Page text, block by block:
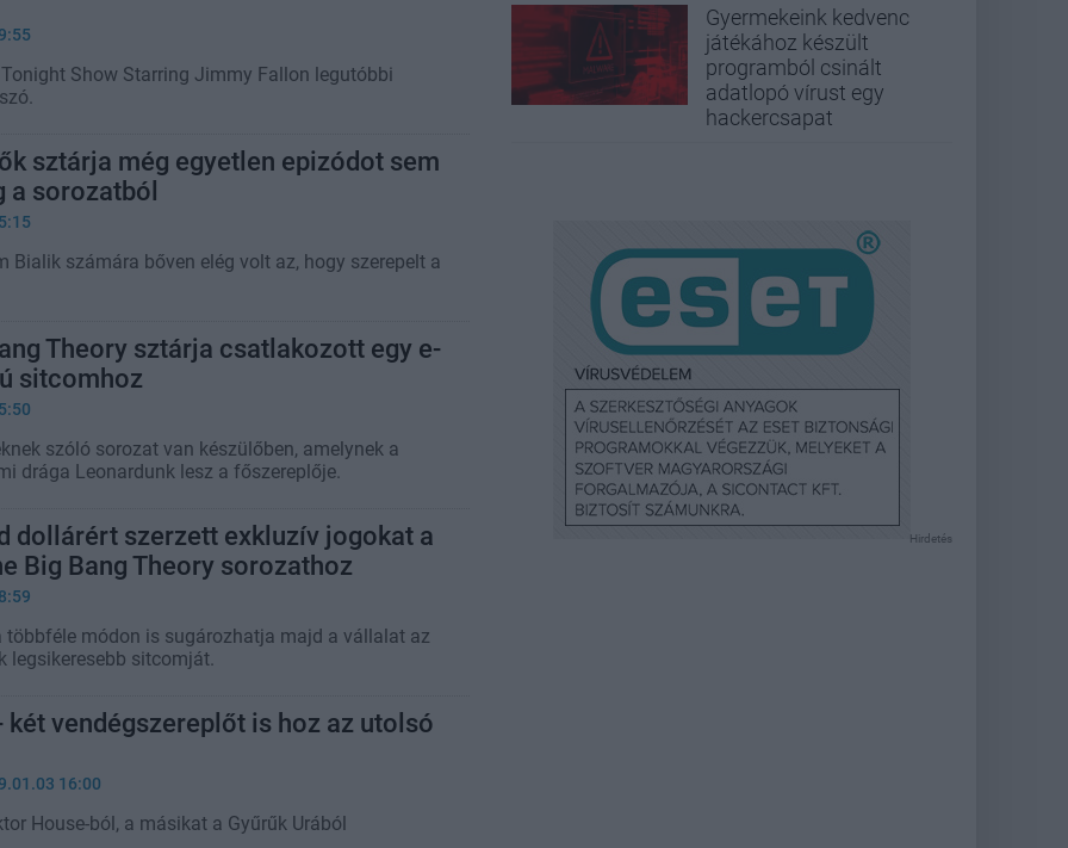
Show Starring Jimmy Fallon legutóbbi
sztárja még egyetlen epizódot sem
a sorozatból
Bialik számára bőven elég volt az, hogy szerepelt a
Theory sztárja csatlakozott egy e-
sitcomhoz
szóló sorozat van készülőben, amelynek a
drága Leonardunk lesz a főszereplője.
dollárért szerzett exkluzív jogokat a
Big Bang Theory sorozathoz
többféle módon is sugározhatja majd a vállalat az
legsikeresebb sitcomját.
két vendégszereplőt is hoz az utolsó
16:00
House-ból, a másikat a Gyűrűk Urából
Gyermekeink kedvenc
játékához készült
programból csinált
adatlopó vírust egy
hackercsapat
Hirdetés